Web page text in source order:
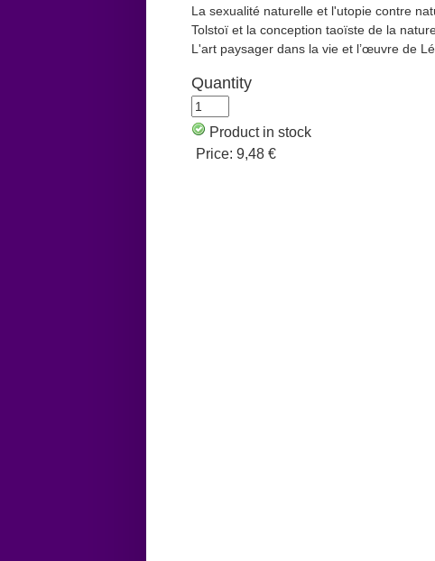
La sexualité naturelle et l'utopie contre
Tolstoï et la conception taoïste de la
L'art paysager dans la vie et l’œuvre de
Quantity
Product in stock
Price: 9,48 €